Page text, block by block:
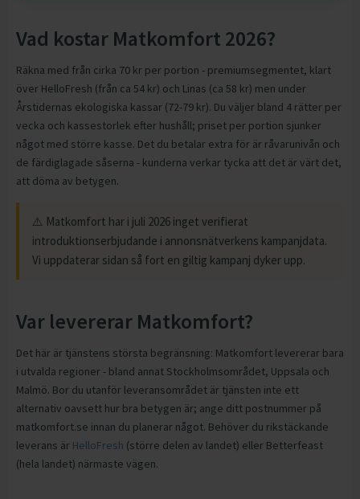
Vad kostar Matkomfort 2026?
Räkna med från cirka 70 kr per portion - premiumsegmentet, klart
över HelloFresh (från ca 54 kr) och Linas (ca 58 kr) men under
Årstidernas ekologiska kassar (72-79 kr). Du väljer bland 4 rätter per
vecka och kassestorlek efter hushåll; priset per portion sjunker
något med större kasse. Det du betalar extra för är råvarunivån och
de färdiglagade såserna - kunderna verkar tycka att det är värt det,
att döma av betygen.
⚠️ Matkomfort har i juli 2026 inget verifierat
introduktionserbjudande i annonsnätverkens kampanjdata.
Vi uppdaterar sidan så fort en giltig kampanj dyker upp.
Var levererar Matkomfort?
Det här är tjänstens största begränsning: Matkomfort levererar bara
i utvalda regioner - bland annat Stockholmsområdet, Uppsala och
Malmö. Bor du utanför leveransområdet är tjänsten inte ett
alternativ oavsett hur bra betygen är; ange ditt postnummer på
matkomfort.se innan du planerar något. Behöver du rikstäckande
leverans är HelloFresh (större delen av landet) eller Betterfeast
(hela landet) närmaste vägen.